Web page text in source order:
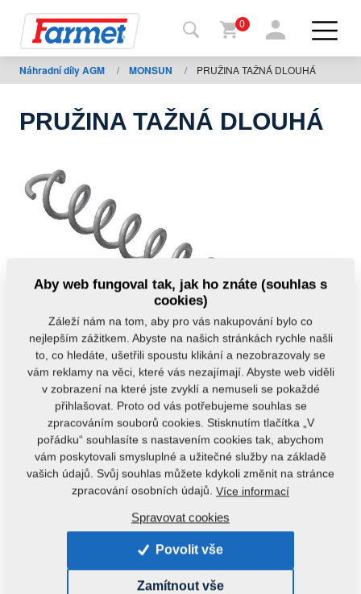
Zpět
na
Moje
stažení
0
Náhradní díly AGM / MONSUN / PRUŽINA TAŽNÁ DLOUHÁ
PRUŽINA TAŽNÁ DLOUHÁ
Kód produktu: m81200406-073
Tento díl je použitelný i pro následující stroje:
0,3900 kg
Aby web fungoval tak, jak ho znáte (souhlas s
cookies)
Záleží nám na tom, aby pro vás nakupování bylo co
nejlepším zážitkem. Abyste na našich stránkách rychle našli
to, co hledáte, ušetřili spoustu klikání a nezobrazovaly se
vám reklamy na věci, které vás nezajímají. Abyste web viděli
v zobrazení na které jste zvyklí a nemuseli se pokaždé
přihlašovat. Proto od vás potřebujeme souhlas se
zpracováním souborů cookies. Stisknutím tlačítka „V
pořádku“ souhlasíte s nastavením cookies tak, abychom
vám poskytovali smysluplné a užitečné služby na základě
vašich údajů. Svůj souhlas můžete kdykoli změnit na stránce
zpracování osobních údajů. Více informací
Spravovat cookies
Povolit vše
Zamítnout vše